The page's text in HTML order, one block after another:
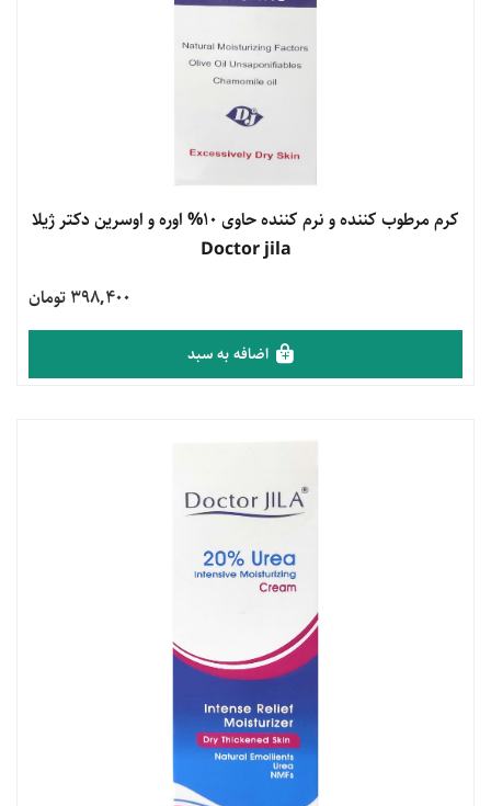
مشاهده محصول
کرم مرطوب کننده و نرم کننده حاوی 10% اوره و اوسرین دکتر ژیلا
Doctor jila
398,400 تومان
اضافه به سبد